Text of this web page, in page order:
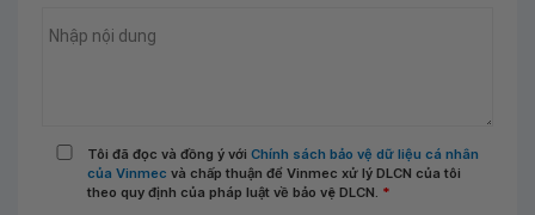
Tôi đã đọc và đồng ý với Chính sách bảo vệ dữ liệu cá nhân
của Vinmec và chấp thuận để Vinmec xử lý DLCN của tôi
theo quy định của pháp luật về bảo vệ DLCN. *